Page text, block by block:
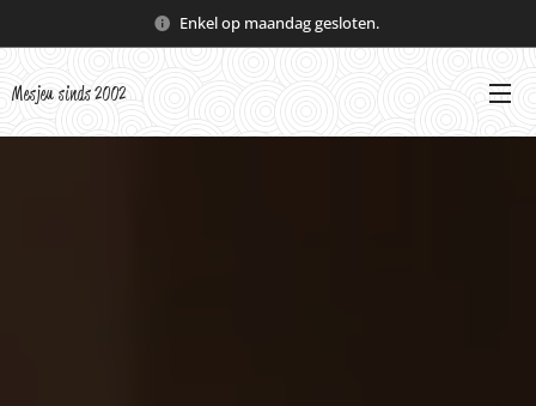
Enkel op maandag gesloten.
Mesjeu sinds 2002